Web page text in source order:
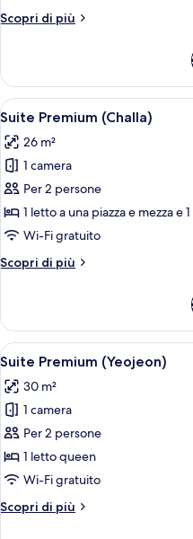
Scopri di più
Altri
Premium
(Mongseoru)
Apri
tutte
le
foto
per
Suite
Premium
9
Suite Premium (Challa)
26 m²
1 camera
Per 2 persone
1 letto a una piazza e mezza e
Wi-Fi gratuito
Scopri di più
Altri
Premium
(Challa)
Apri
tutte
le
foto
per
Suite
Premium
10
Suite Premium (Yeojeon)
30 m²
1 camera
Per 2 persone
1 letto queen
Wi-Fi gratuito
Scopri di più
Altri